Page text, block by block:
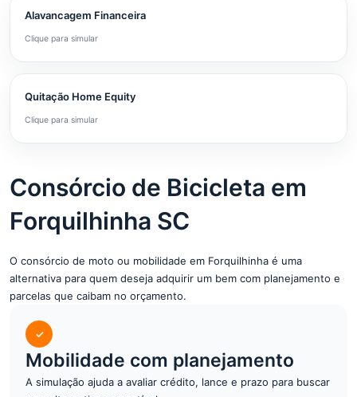
Alavancagem Financeira
Clique para simular
Quitação Home Equity
Clique para simular
Consórcio de Bicicleta em
Forquilhinha SC
O consórcio de moto ou mobilidade em Forquilhinha é uma
alternativa para quem deseja adquirir um bem com planejamento e
parcelas que caibam no orçamento.
✓
Mobilidade com planejamento
A simulação ajuda a avaliar crédito, lance e prazo para buscar